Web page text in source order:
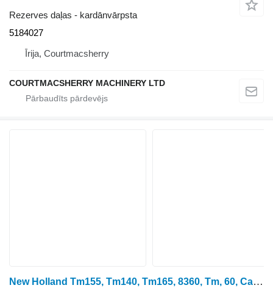
Rezerves daļas - kardānvārpsta
5184027
Īrija, Courtmacsherry
COURTMACSHERRY MACHINERY LTD
New Holland Tm155, Tm140, Tm165, 8360, Tm, 60, Cab Suspension Bracket 82021 82021166 paredzēts riteņtraktora